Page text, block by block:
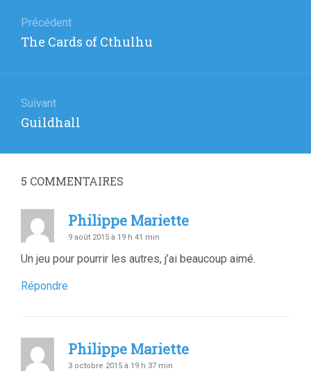
de
l’article
Précédent
Article
The Cards of Cthulhu
Suivant
Article
:
Guildhall
5 COMMENTAIRES
Philippe Mariette
9 août 2015 à 19 h 41 min
Un jeu pour pourrir les autres, j’ai beaucoup aimé.
Répondre
Philippe Mariette
3 octobre 2015 à 19 h 37 min